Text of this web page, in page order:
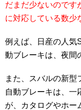
だまだ少ないのです
に対応している数少
例えば、日産の人気
動ブレーキは、夜間
また、スバルの新型
自動ブレーキは、一
が、カタログやホー